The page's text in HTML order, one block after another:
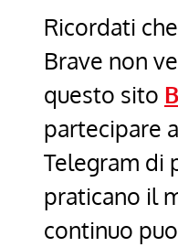
Ricordati
Brave non
questo sito
partecipare
Telegram di
praticano il
continuo